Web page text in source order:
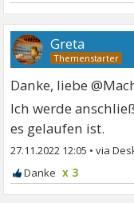
Greta
Danke, liebe
Ich werde
es gelaufen ist.
27.11.2022 12:05 •
x 3